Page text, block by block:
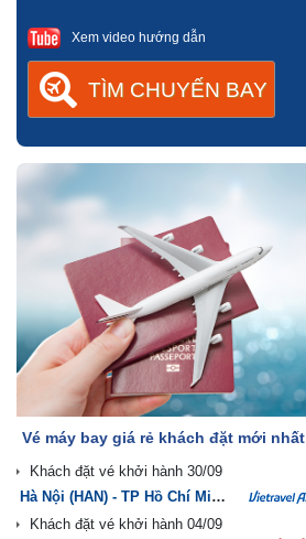
Xem video hướng dẫn
Vé máy bay giá rẻ khách đặt mới nhất
Hà Nội (HAN) - TP Hồ Chí Minh (SGN)